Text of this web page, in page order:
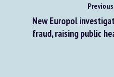
Previous
New Europol
fraud, raising public